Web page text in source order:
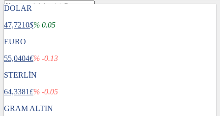
DOLAR
47,7210$% 0.05
EURO
55,0404€% -0.13
STERLİN
64,3381£% -0.05
GRAM ALTIN